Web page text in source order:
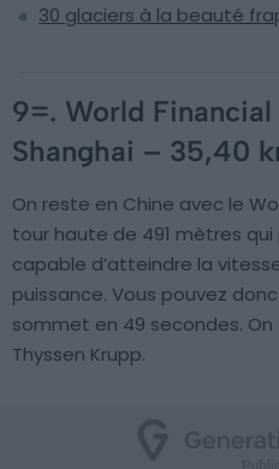
30 glaciers à la beauté
9=. World
Shanghai – 35,40
On reste en Chine avec le
tour haute de 491 mètres
capable d’atteindre la
puissance. Vous pouvez
sommet en 49 secondes.
Thyssen Krupp.